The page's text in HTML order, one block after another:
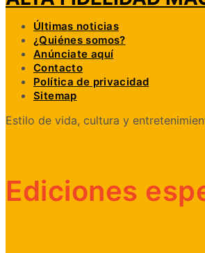
Últimas noticias
¿Quiénes somos?
Anúnciate aquí
Contacto
Política de privacidad
Sitemap
Estilo de vida, cultura y
Ediciones